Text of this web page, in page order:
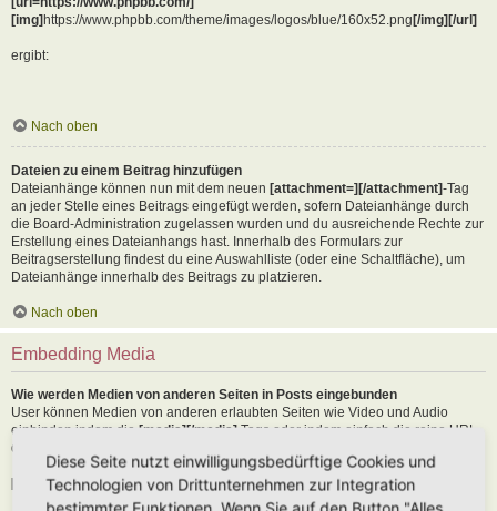
[img]https://www.phpbb.com/theme/images/logos/blue/160x52.png[/img][/url]
ergibt:
Nach oben
Dateien zu einem Beitrag hinzufügen
Dateianhänge können nun mit dem neuen [attachment=][/attachment]-Tag
an jeder Stelle eines Beitrags eingefügt werden, sofern Dateianhänge durch
die Board-Administration zugelassen wurden und du ausreichende Rechte zur
Erstellung eines Dateianhangs hast. Innerhalb des Formulars zur
Beitragserstellung findest du eine Auswahlliste (oder eine Schaltfläche), um
Dateianhänge innerhalb des Beitrags zu platzieren.
Nach oben
Embedding Media
Wie werden Medien von anderen Seiten in Posts eingebunden
User können Medien von anderen erlaubten Seiten wie Video und Audio
einbinden indem die [media][/media] Tags oder indem einfach die reine URL
der erlaubten Seite in den Text kopiert wird. Als Beispiel:
[media]https://youtu.be/Ne18ZQ7LLI0[/media]
Diese Seite nutzt einwilligungsbedürftige Cookies und
Technologien von Drittunternehmen zur Integration